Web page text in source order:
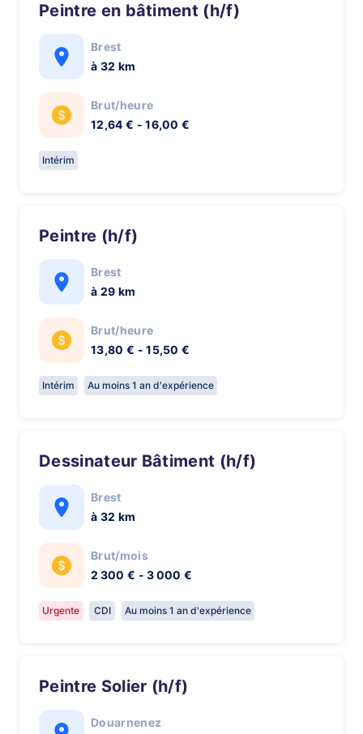
Peintre en bâtiment (h/f)
Brest
à 32 km
Brut/heure
12,64 € - 16,00 €
Intérim
Peintre (h/f)
Brest
à 29 km
Brut/heure
13,80 € - 15,50 €
Intérim Au moins 1 an d'expérience
Dessinateur Bâtiment (h/f)
Brest
à 32 km
Brut/mois
2 300 € - 3 000 €
Urgente CDI Au moins 1 an d'expérience
Peintre Solier (h/f)
Douarnenez